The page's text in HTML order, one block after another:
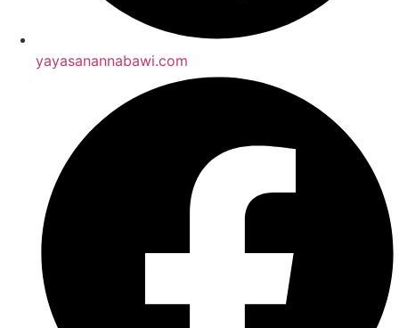
yayasanannabawi.com